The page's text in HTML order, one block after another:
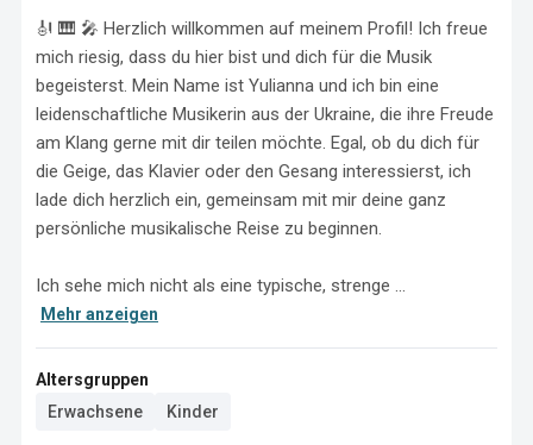
🎻 🎹 🎤 Herzlich willkommen auf meinem Profil! Ich freue
mich riesig, dass du hier bist und dich für die Musik
begeisterst. Mein Name ist Yulianna und ich bin eine
leidenschaftliche Musikerin aus der Ukraine, die ihre Freude
am Klang gerne mit dir teilen möchte. Egal, ob du dich für
die Geige, das Klavier oder den Gesang interessierst, ich
lade dich herzlich ein, gemeinsam mit mir deine ganz
persönliche musikalische Reise zu beginnen.
Ich sehe mich nicht als eine typische, strenge ...
Mehr anzeigen
Altersgruppen
Erwachsene
Kinder